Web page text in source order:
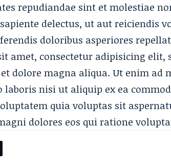
repudiandae sint et molestiae
delectus, ut aut reiciendis
doloribus asperiores
amet, consectetur adipisicing elit,
dolore magna aliqua. Ut enim ad
nisi ut aliquip ex ea
quia voluptas sit
dolores eos qui ratione